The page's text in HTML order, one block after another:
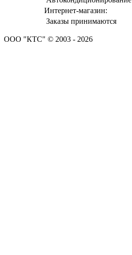
Интернет-магазин:
Заказы принимаются
ООО "КТС" © 2003 - 2026